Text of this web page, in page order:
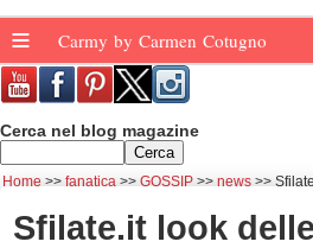
≡ Carmy by Carmen Cotugno
Cerca nel blog magazine
Home fanatica GOSSIP news
Sfilate.it look